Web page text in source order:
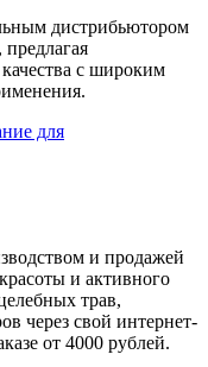
дистрибьютором
с широким
для
и продажей
и активного
трав,
через свой интернет-
от 4000 рублей.